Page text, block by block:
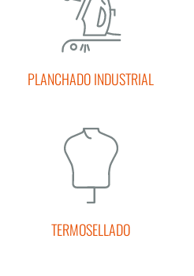
PLANCHADO INDUSTRIAL
TERMOSELLADO